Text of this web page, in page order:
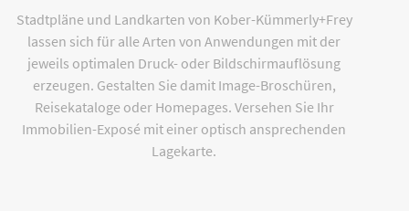
Stadtpläne und Landkarten von Kober-Kümmerly+Frey
lassen sich für alle Arten von Anwendungen mit der
jeweils optimalen Druck- oder Bildschirmauflösung
erzeugen. Gestalten Sie damit Image-Broschüren,
Reisekataloge oder Homepages. Versehen Sie Ihr
Immobilien-Exposé mit einer optisch ansprechenden
Lagekarte.